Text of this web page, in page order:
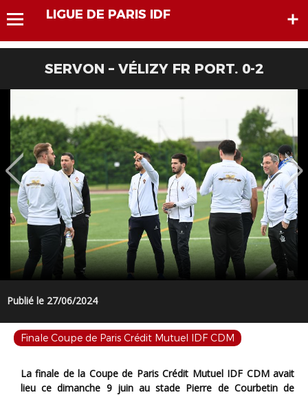
LIGUE DE PARIS IDF
SERVON – VÉLIZY FR PORT. 0-2
Publié le 27/06/2024
Finale Coupe de Paris Crédit Mutuel IDF CDM
La finale de la Coupe de Paris Crédit Mutuel IDF CDM avait
lieu ce dimanche 9 juin au stade Pierre de Courbetin de